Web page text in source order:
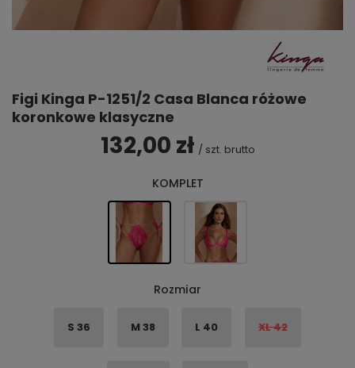
Figi Kinga P-1251/2 Casa Blanca różowe
koronkowe klasyczne
132,00 zł / szt. brutto
KOMPLET
Rozmiar
S 36 M 38 L 40 XL 42